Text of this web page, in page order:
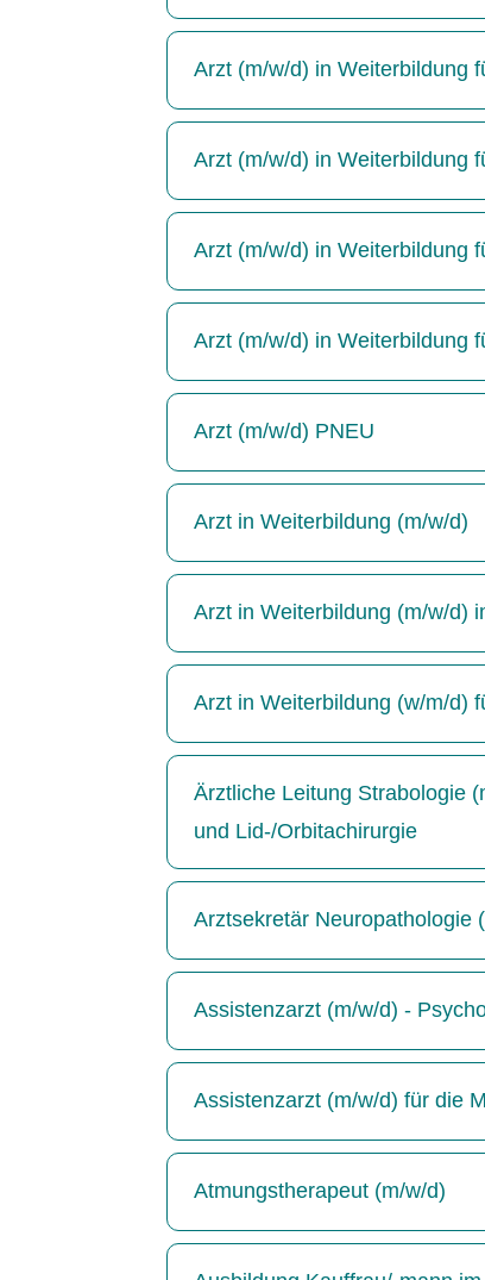
Arzt (m/w/d) in Weiterbildung
Arzt (m/w/d) in Weiterbildung
Arzt (m/w/d) in Weiterbildung
Arzt (m/w/d) in Weiterbildung
Arzt (m/w/d) PNEU
Arzt in Weiterbildung (m/w/d)
Arzt in Weiterbildung (m/w/d)
Arzt in Weiterbildung (w/m/d)
Ärztliche Leitung Strabologie
und Lid-/Orbitachirurgie
Arztsekretär Neuropathologie
Assistenzarzt (m/w/d) -
Assistenzarzt (m/w/d) für die
Atmungstherapeut (m/w/d)